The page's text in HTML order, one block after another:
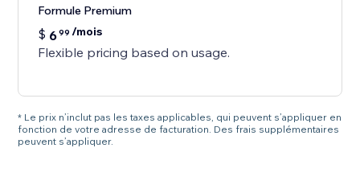
Formule Premium
$ 699 /mois
Flexible pricing based on usage.
* Le prix n’inclut pas les taxes applicables, qui peuvent s’appliquer en
fonction de votre adresse de facturation. Des frais supplémentaires
peuvent s’appliquer.